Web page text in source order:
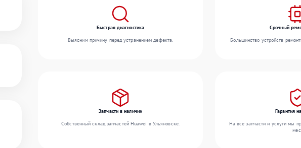
Быстрая диагностика
Выясним причину перед устранением дефекта.
Срочный
Большинство устройств
Запчасти в наличии
Собственный склад запчастей Huawei в Ульяновске.
Гарантия
На все запчасти и услуги мы